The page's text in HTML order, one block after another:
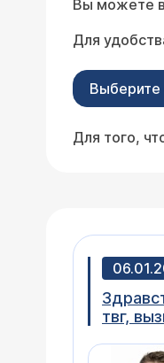
Вы можете
Для
Выберите
Для того,
твг,